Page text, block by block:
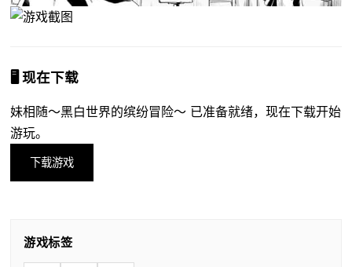
🖥️ 现在下载
妹相随～黑白世界的缤纷冒险～ 已准备就绪，现在下载开始
游玩。
下载游戏
游戏标签